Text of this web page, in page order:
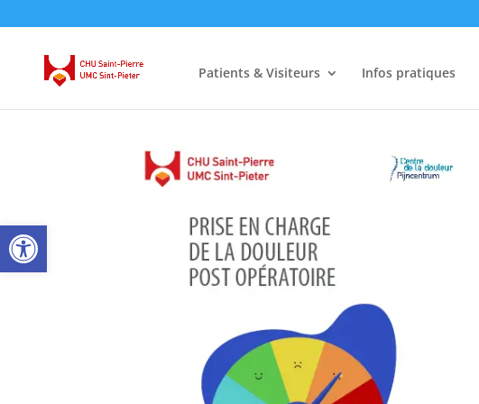
Ouvrir la barre d’outils
Patients & Visiteurs Infos pratiques